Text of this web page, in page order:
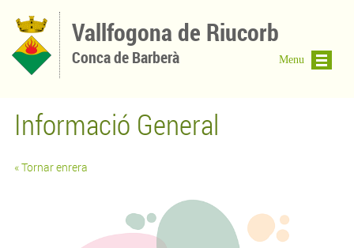
Vallfogona de Riucorb
Conca de Barberà
Informació General
« Tornar enrera
Menu